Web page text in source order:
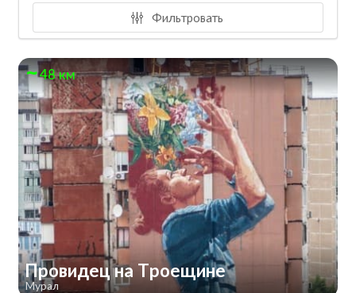
Фильтровать
48 км
Провидец на Троещине
Мурал